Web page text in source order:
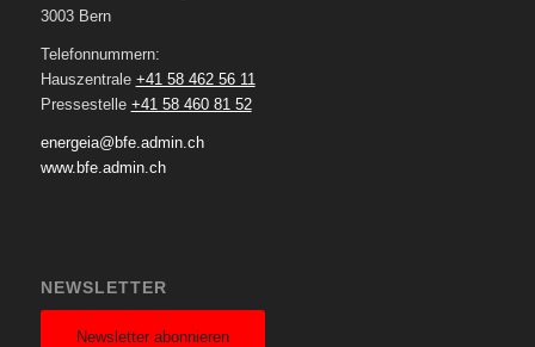
3003 Bern
Telefonnummern:
Hauszentrale +41 58 462 56 11
Pressestelle +41 58 460 81 52
energeia@bfe.admin.ch
www.bfe.admin.ch
NEWSLETTER
Newsletter abonnieren